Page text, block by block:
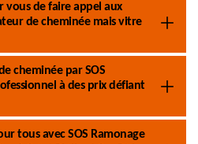
vous de faire appel aux
de cheminée mais vitre
cheminée par SOS
à des prix défiant
tous avec SOS Ramonage